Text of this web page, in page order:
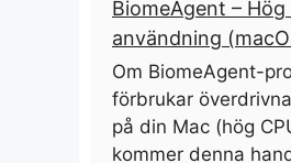
BiomeAgent – ​​Hög
användning
Om BiomeAgent-
förbrukar
på din Mac (hög
kommer denna